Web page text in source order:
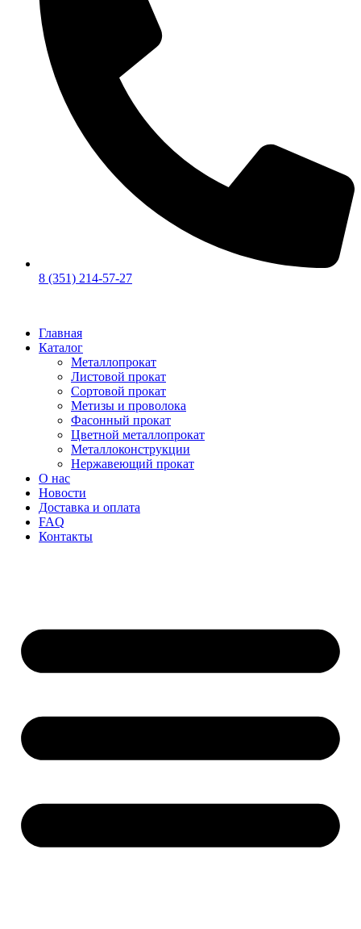
8 (351) 214-57-27
Главная
Каталог
Металлопрокат
Листовой прокат
Сортовой прокат
Метизы и проволока
Фасонный прокат
Цветной металлопрокат
Металлоконструкции
Нержавеющий прокат
О нас
Новости
Доставка и оплата
FAQ
Контакты